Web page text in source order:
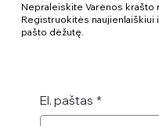
Nepraleiskite Varėnos krašto
Registruokitės naujienlaiškiui
pašto dėžutę.
El. paštas *